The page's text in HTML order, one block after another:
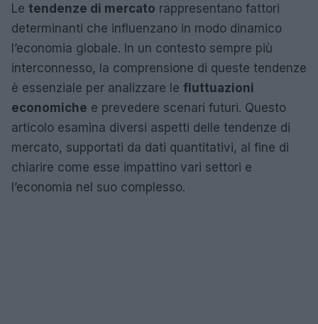
Le tendenze di mercato rappresentano fattori
determinanti che influenzano in modo dinamico
l’economia globale. In un contesto sempre più
interconnesso, la comprensione di queste tendenze
è essenziale per analizzare le fluttuazioni
economiche e prevedere scenari futuri. Questo
articolo esamina diversi aspetti delle tendenze di
mercato, supportati da dati quantitativi, al fine di
chiarire come esse impattino vari settori e
l’economia nel suo complesso.